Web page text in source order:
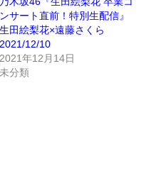
ンサート直前！特別生配信』
生田絵梨花×遠藤さくら
2021/12/10
2021年12月14日
未分類